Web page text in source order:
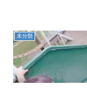
未分類